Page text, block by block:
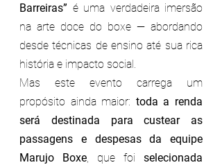
Barreiras” é uma verdadeira imersão
na arte doce do boxe — abordando
desde técnicas de ensino até sua rica
história e impacto social.
Mas este evento carrega um
propósito ainda maior: toda a renda
será destinada para custear as
passagens e despesas da equipe
Marujo Boxe , que foi selecionada